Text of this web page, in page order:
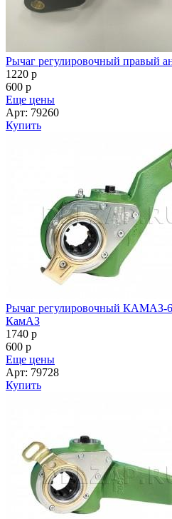
Рычаг регулировочный правый
1220 p
600 p
Еще цены
Арт: 79260
Купить
Рычаг регулировочный КАМАЗ-
КамАЗ
1740 p
600 p
Еще цены
Арт: 79728
Купить